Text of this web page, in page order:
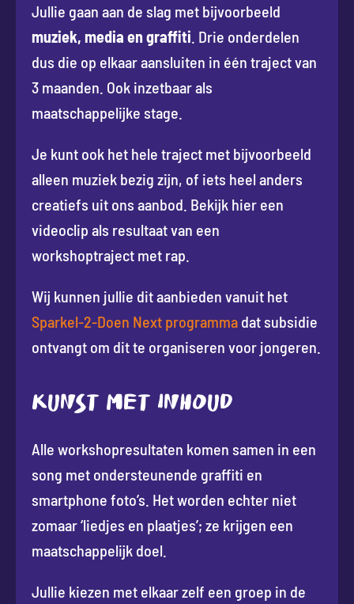
Jullie gaan aan de slag met bijvoorbeeld
muziek, media en graffiti . Drie onderdelen
dus die op elkaar aansluiten in één traject van
3 maanden. Ook inzetbaar als
maatschappelijke stage.
Je kunt ook het hele traject met bijvoorbeeld
alleen muziek bezig zijn, of iets heel anders
creatiefs uit ons aanbod. Bekijk hier een
videoclip als resultaat van een
workshoptraject met rap.
Wij kunnen jullie dit aanbieden vanuit het
Sparkel-2-Doen Next programma dat subsidie
ontvangt om dit te organiseren voor jongeren.
KUNST MET INHOUD
Alle workshopresultaten komen samen in een
song met ondersteunende graffiti en
smartphone foto’s. Het worden echter niet
zomaar ‘liedjes en plaatjes’; ze krijgen een
maatschappelijk doel.
Jullie kiezen met elkaar zelf een groep in de